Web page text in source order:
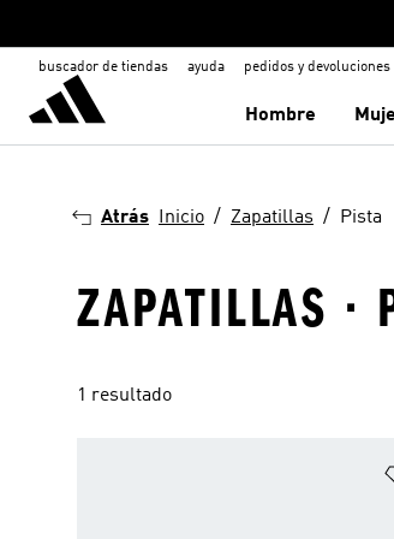
buscador de tiendas ayuda pedidos y devoluciones
Hombre
Atrás Inicio Zapatillas Pista
ZAPATILLAS ·
1 resultado